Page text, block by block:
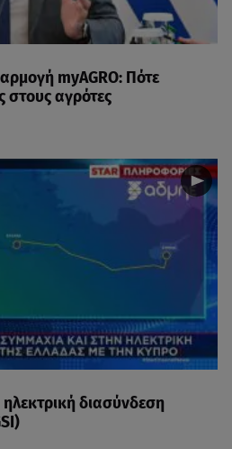
myAGRO: Πότε
στους αγρότες
ηλεκτρική διασύνδεση